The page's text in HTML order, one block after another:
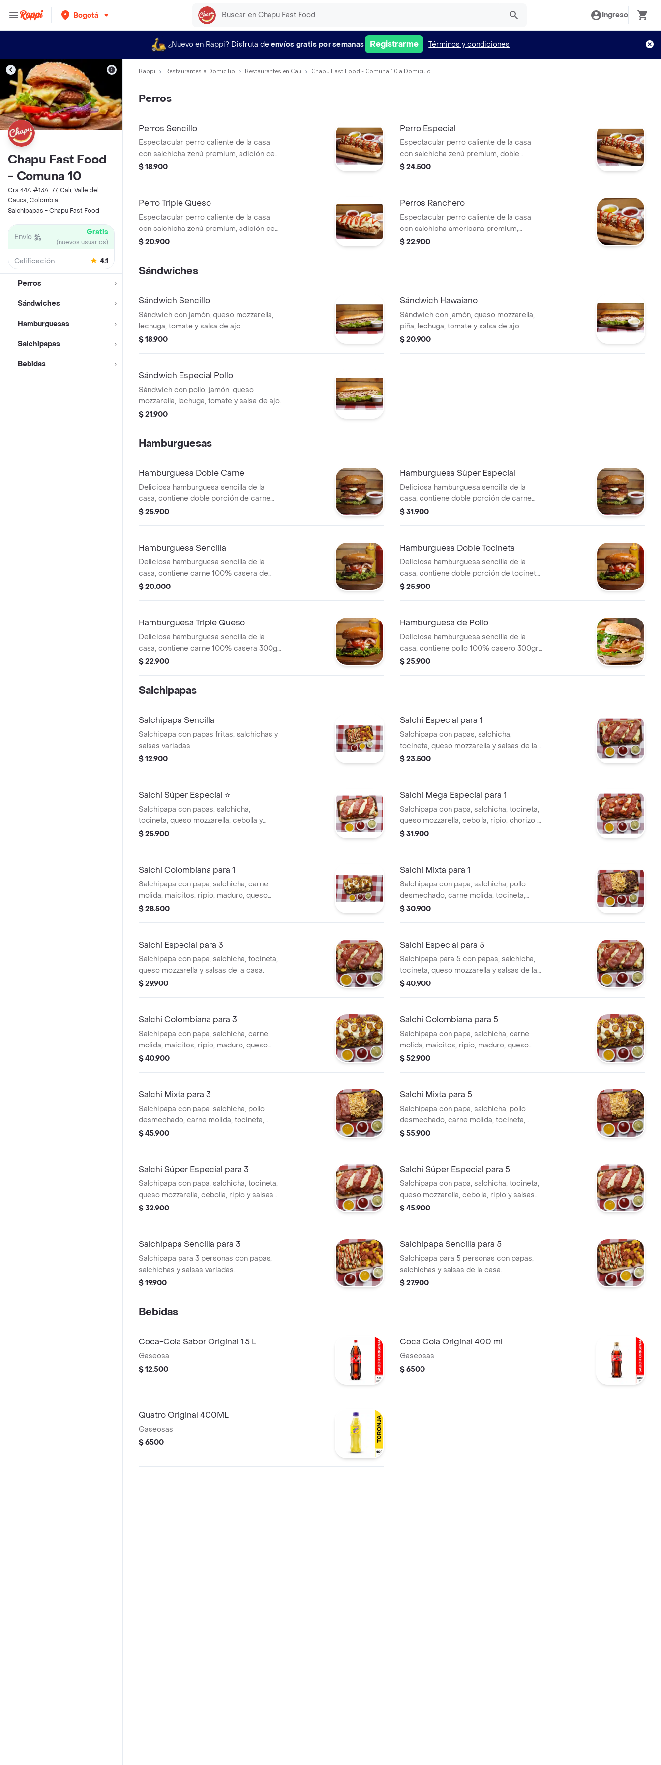
Bogotá Ingreso
¿Nuevo en Rappi? Disfruta de envíos gratis por semanas Registrarme Términos y condiciones
Chapu Fast Food
- Comuna 10
Cra 44A #13A-77, Cali, Valle del
Cauca, Colombia
Salchipapas - Chapu Fast Food
Envío Gratis
(nuevos usuarios)
Calificación 4.1
Perros
Sándwiches
Hamburguesas
Salchipapas
Bebidas
Rappi Restaurantes a Domicilio Restaurantes en Cali Chapu Fast Food - Comuna 10 a Domicilio
Perros
Perros Sencillo
Espectacular perro caliente de la casa
con salchicha zenú premium, adición de
tocineta, queso mozzarella, cebolla, ripio
$ 18.900
Perro Especial
Espectacular perro caliente de la casa
con salchicha zenú premium, doble
adición de tocineta, queso mozzarella,
$ 24.500
Perro Triple Queso
Espectacular perro caliente de la casa
con salchicha zenú premium, adición de
tocineta, triple queso mozzarella, cebolla,
$ 20.900
Perros Ranchero
Espectacular perro caliente de la casa
con salchicha americana premium,
adición de tocineta, queso mozzarella,
$ 22.900
Sándwiches
Sándwich Sencillo
Sándwich con jamón, queso mozzarella,
lechuga, tomate y salsa de ajo.
$ 18.900
Sándwich Hawaiano
Sándwich con jamón, queso mozzarella,
piña, lechuga, tomate y salsa de ajo.
$ 20.900
Sándwich Especial Pollo
Sándwich con pollo, jamón, queso
mozzarella, lechuga, tomate y salsa de ajo.
$ 21.900
Hamburguesas
Hamburguesa Doble Carne
Deliciosa hamburguesa sencilla de la
casa, contiene doble porción de carne
100% casera 300gr, adición de tocineta,
$ 25.900
Hamburguesa Súper Especial
Deliciosa hamburguesa sencilla de la
casa, contiene doble porción de carne
100% casera 300gr, doble adición de
$ 31.900
Hamburguesa Sencilla
Deliciosa hamburguesa sencilla de la
casa, contiene carne 100% casera de
150gr, adición de tocineta, queso
$ 20.000
Hamburguesa Doble Tocineta
Deliciosa hamburguesa sencilla de la
casa, contiene doble porción de tocineta,
carne 100% casera 300gr, queso
$ 25.900
Hamburguesa Triple Queso
Deliciosa hamburguesa sencilla de la
casa, contiene carne 100% casera 300gr,
tocineta, triple porción de queso
$ 22.900
Hamburguesa de Pollo
Deliciosa hamburguesa sencilla de la
casa, contiene pollo 100% casero 300gr,
tocineta, queso mozzarella, cebolla,
$ 25.900
Salchipapas
Salchipapa Sencilla
Salchipapa con papas fritas, salchichas y
salsas variadas.
$ 12.900
Salchi Especial para 1
Salchipapa con papas, salchicha,
tocineta, queso mozzarella y salsas de la
casa.
$ 23.500
Salchi Súper Especial ⭐
Salchipapa con papas, salchicha,
tocineta, queso mozzarella, cebolla y
salsas de la casa.
$ 25.900
Salchi Mega Especial para 1
Salchipapa con papa, salchicha, tocineta,
queso mozzarella, cebolla, ripio, chorizo y
salsas de la casa.
$ 31.900
Salchi Colombiana para 1
Salchipapa con papa, salchicha, carne
molida, maicitos, ripio, maduro, queso
mozzarella y salsas de la casa.
$ 28.500
Salchi Mixta para 1
Salchipapa con papa, salchicha, pollo
desmechado, carne molida, tocineta,
queso mozzarella y salsas de la casa.
$ 30.900
Salchi Especial para 3
Salchipapa con papa, salchicha, tocineta,
queso mozzarella y salsas de la casa.
$ 29.900
Salchi Especial para 5
Salchipapa para 5 con papas, salchicha,
tocineta, queso mozzarella y salsas de la
casa.
$ 40.900
Salchi Colombiana para 3
Salchipapa con papa, salchicha, carne
molida, maicitos, ripio, maduro, queso
mozzarella y salsas de la casa.
$ 40.900
Salchi Colombiana para 5
Salchipapa con papa, salchicha, carne
molida, maicitos, ripio, maduro, queso
mozzarella y salsas de la casa.
$ 52.900
Salchi Mixta para 3
Salchipapa con papa, salchicha, pollo
desmechado, carne molida, tocineta,
queso mozzarella y salsas de la casa.
$ 45.900
Salchi Mixta para 5
Salchipapa con papa, salchicha, pollo
desmechado, carne molida, tocineta,
queso mozzarella y salsas de la casa.
$ 55.900
Salchi Súper Especial para 3
Salchipapa con papa, salchicha, tocineta,
queso mozzarella, cebolla, ripio y salsas
de la casa.
$ 32.900
Salchi Súper Especial para 5
Salchipapa con papa, salchicha, tocineta,
queso mozzarella, cebolla, ripio y salsas
de la casa.
$ 45.900
Salchipapa Sencilla para 3
Salchipapa para 3 personas con papas,
salchichas y salsas variadas.
$ 19.900
Salchipapa Sencilla para 5
Salchipapa para 5 personas con papas,
salchichas y salsas de la casa.
$ 27.900
Bebidas
Coca-Cola Sabor Original 1.5 L
Gaseosa.
$ 12.500
Coca Cola Original 400 ml
Gaseosas
$ 6500
Quatro Original 400ML
Gaseosas
$ 6500